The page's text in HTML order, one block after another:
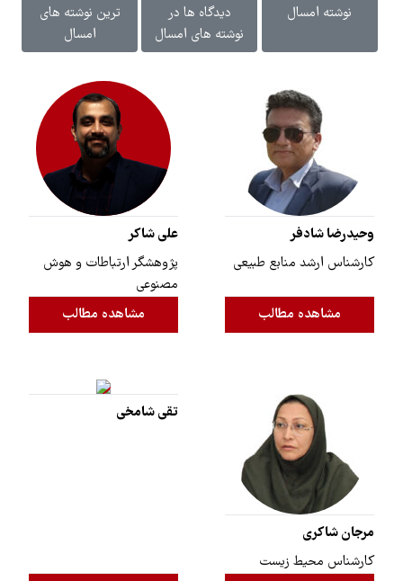
نوشته امسال
دیدگاه ها در
نوشته های امسال
ترین نوشته های
امسال
وحیدرضا شادفر
کارشناس ارشد منابع طبیعی
مشاهده مطالب
علی شاکر
پژوهشگر ارتباطات و هوش
مصنوعی
مشاهده مطالب
مرجان شاکری
کارشناس محیط زیست
تقی شامخی